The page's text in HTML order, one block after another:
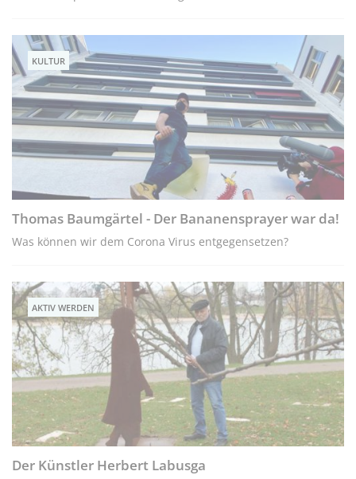
KULTUR
Thomas Baumgärtel - Der Bananensprayer war da!
Was können wir dem Corona Virus entgegensetzen?
AKTIV WERDEN
Der Künstler Herbert Labusga